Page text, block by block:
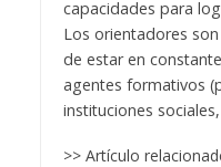
capacidades para
Los orientadores
de estar en
agentes formativos
instituciones
>> Artículo